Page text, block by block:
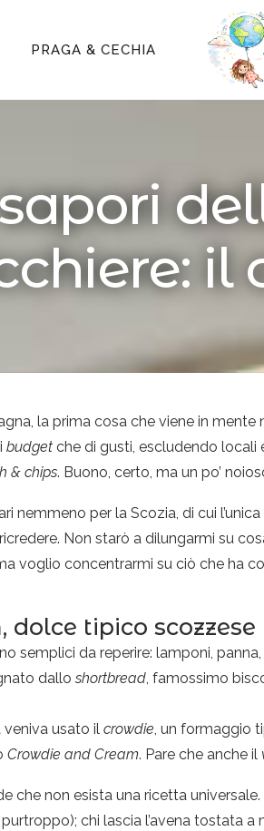
PRAGA & CECHIA
il
la prima cosa che viene in mente
budget che di gusti, escludendo locali
& chips. Buono, certo, ma un po’
nemmeno per la Scozia, di cui
Non starò a dilungarmi su
voglio concentrarmi su ciò che ha
dolce tipico
semplici da reperire: lamponi,
dalloshortbread, famossimo
veniva usato ilcrowdie, un formaggio
Crowdie and Cream. Pare che anche il
che non esista una ricetta
chi lascia l’avena tostata